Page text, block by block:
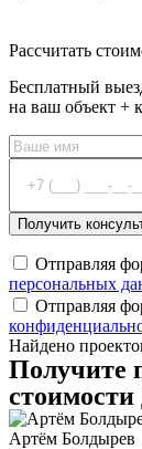
Рассчитать
Бесплатный
на ваш объект +
Отправляя
персональных
Отправляя
Найдено
Получите
Артём Болдырев